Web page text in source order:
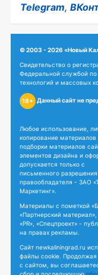
Telegram,
© 2003 - 2026 «Новый
Свидетельство о
Федеральной службой
технологий и массовых
18+ Данный сайт не
Любое использование,
копирование материалов
подборки материалов
элементов дизайна и
допускается только с
письменного разрешения
правообладателя - ЗАО
Маркетинг».
Материалы с пометкой
«Партнерский материал»,
«PR», «Спецпроект» -
на правах рекламы.
Сайт newkaliningrad.ru
файлы cookie. Продолжая
с сайтом, вы